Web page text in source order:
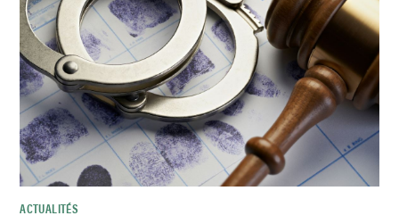
ACTUALITÉS